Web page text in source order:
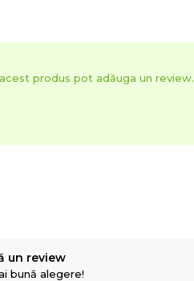
produs pot adăuga un review.
un review
bună alegere!